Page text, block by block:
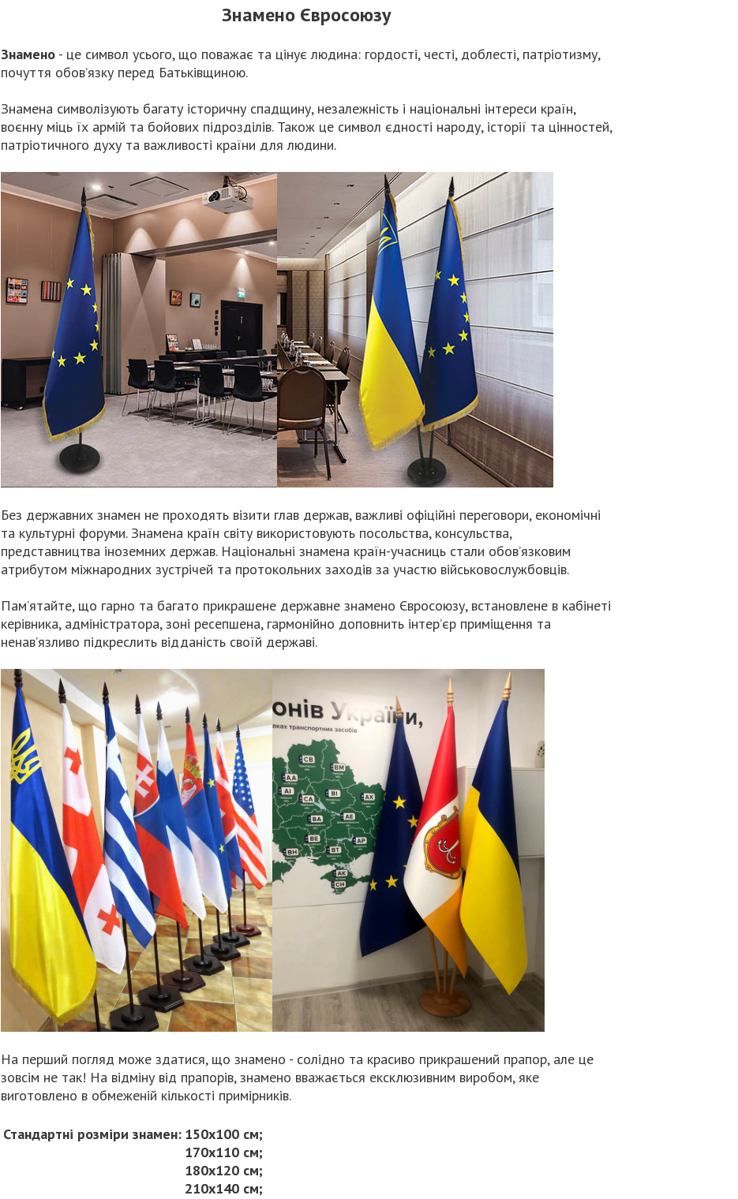
Знамено Євросоюзу
Знамено - це символ усього, що поважає та цінує людина: гордості, честі, доблесті, патріотизму,
почуття обов’язку перед Батьківщиною.
Знамена символізують багату історичну спадщину, незалежність і національні інтереси країн,
воєнну міць їх армій та бойових підрозділів. Також це символ єдності народу, історії та цінностей,
патріотичного духу та важливості країни для людини.
Без державних знамен не проходять візити глав держав, важливі офіційні переговори, економічні
та культурні форуми. Знамена країн світу використовують посольства, консульства,
представництва іноземних держав. Національні знамена країн-учасниць стали обов’язковим
атрибутом міжнародних зустрічей та протокольних заходів за участю військовослужбовців.
Пам’ятайте, що гарно та багато прикрашене державне знамено Євросоюзу, встановлене в кабінеті
керівника, адміністратора, зоні ресепшена, гармонійно доповнить інтер’єр приміщення та
ненав’язливо підкреслить відданість своїй державі.
На перший погляд може здатися, що знамено - солідно та красиво прикрашений прапор, але це
зовсім не так! На відміну від прапорів, знамено вважається ексклюзивним виробом, яке
виготовлено в обмеженій кількості примірників.
Стандартнi розмiри знамен: 150х100 см;
170х110 см;
180х120 см;
210х140 см;